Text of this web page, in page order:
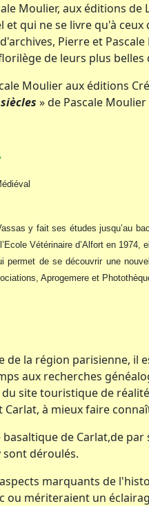
Moulier, aux éditions
qui ne se livre qu'à
Pierre et
de leurs plus belles
Moulier aux éditions
» de Pascale
y fait ses études jusqu’au
Vétérinaire d’Alfort en
permet de se découvrir une
Aprogemere et
de la région parisienne, il
aux recherches
site touristique de
à mieux faire
de Carlat,de
déroulés.
marquants de
ou mériteraient un